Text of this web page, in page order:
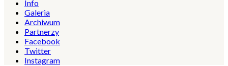
Info
Galeria
Archiwum
Partnerzy
Facebook
Twitter
Instagram